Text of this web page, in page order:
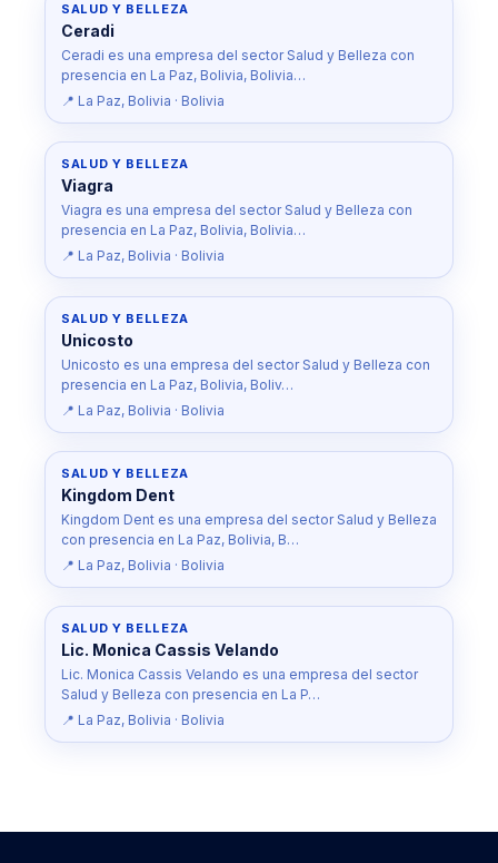
SALUD Y BELLEZA
Ceradi
Ceradi es una empresa del sector Salud y Belleza con
presencia en La Paz, Bolivia, Bolivia…
📍 La Paz, Bolivia · Bolivia
SALUD Y BELLEZA
Viagra
Viagra es una empresa del sector Salud y Belleza con
presencia en La Paz, Bolivia, Bolivia…
📍 La Paz, Bolivia · Bolivia
SALUD Y BELLEZA
Unicosto
Unicosto es una empresa del sector Salud y Belleza con
presencia en La Paz, Bolivia, Boliv…
📍 La Paz, Bolivia · Bolivia
SALUD Y BELLEZA
Kingdom Dent
Kingdom Dent es una empresa del sector Salud y Belleza
con presencia en La Paz, Bolivia, B…
📍 La Paz, Bolivia · Bolivia
SALUD Y BELLEZA
Lic. Monica Cassis Velando
Lic. Monica Cassis Velando es una empresa del sector
Salud y Belleza con presencia en La P…
📍 La Paz, Bolivia · Bolivia